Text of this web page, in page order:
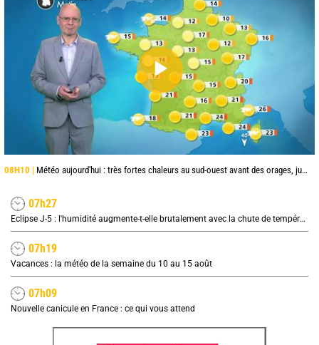
08H10 | Météo aujourd'hui : très fortes chaleurs au sud-ouest avant des orages, jusqu'à 39°C
07h27
Eclipse J-5 : l'humidité augmente-t-elle brutalement avec la chute de température pendant l'éclipse du 12 août ?
07h19
Vacances : la météo de la semaine du 10 au 15 août
07h09
Nouvelle canicule en France : ce qui vous attend